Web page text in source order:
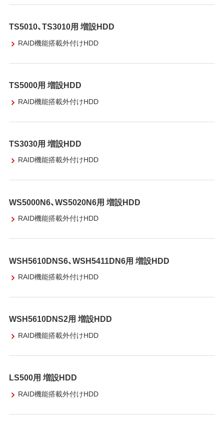
TS5010、TS3010用 増設HDD
RAID機能搭載外付けHDD
TS5000用 増設HDD
RAID機能搭載外付けHDD
TS3030用 増設HDD
RAID機能搭載外付けHDD
WS5000N6、WS5020N6用 増設HDD
RAID機能搭載外付けHDD
WSH5610DNS6、WSH5411DN6用 増設HDD
RAID機能搭載外付けHDD
WSH5610DNS2用 増設HDD
RAID機能搭載外付けHDD
LS500用 増設HDD
RAID機能搭載外付けHDD